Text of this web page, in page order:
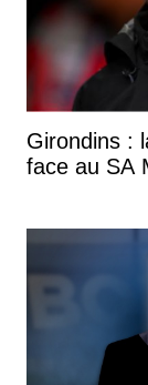
Girondins :
face au SA